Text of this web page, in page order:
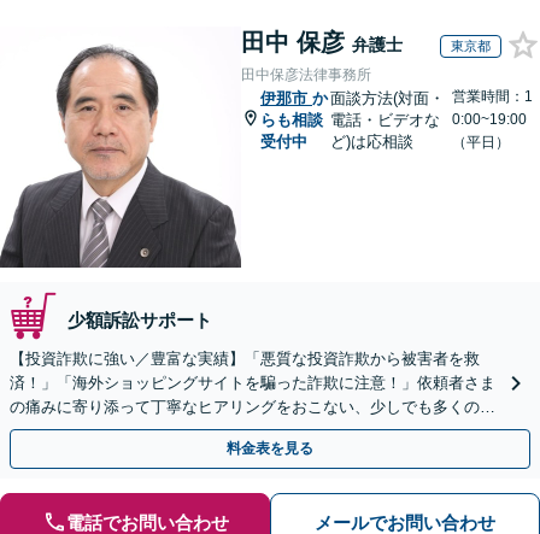
田中 保彦 弁護士 東京都
田中保彦法律事務所
伊那市 か
らも相談
受付中
面談方法(対面・
電話・ビデオな
ど)は応相談
営業時間：1
0:00~19:00
（平日）
少額訴訟サポート
【投資詐欺に強い／豊富な実績】「悪質な投資詐欺から被害者を救
済！」「海外ショッピングサイトを騙った詐欺に注意！」依頼者さま
の痛みに寄り添って丁寧なヒアリングをおこない、少しでも多くの返
金が得られるよう尽力します！
料金表を見る
電話でお問い合わせ メールでお問い合わせ